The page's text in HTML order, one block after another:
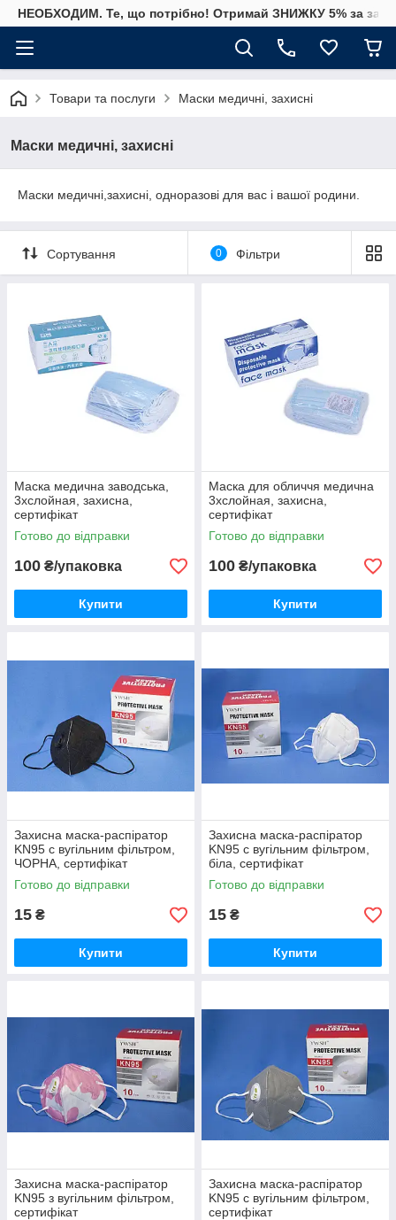
НЕОБХОДИМ. Те, що потрібно! Отримай ЗНИЖКУ 5% за
Товари та послуги Маски медичні, захисні
Маски медичні, захисні
Маски медичні,захисні, одноразові для вас і вашої родини.
Сортування 0 Фільтри
Маска медична заводська,
3хслойная, захисна,
сертифікат
Готово до відправки
100 ₴/упаковка
Купити
Маска для обличчя медична
3хслойная, захисна,
сертифікат
Готово до відправки
100 ₴/упаковка
Купити
Захисна маска-распіратор
KN95 c вугільним фільтром,
ЧОРНА, сертифікат
Готово до відправки
15 ₴
Купити
Захисна маска-распіратор
KN95 c вугільним фільтром,
біла, сертифікат
Готово до відправки
15 ₴
Купити
Захисна маска-распіратор
KN95 з вугільним фільтром,
сертифікат
Захисна маска-распіратор
KN95 c вугільним фільтром,
сертифікат